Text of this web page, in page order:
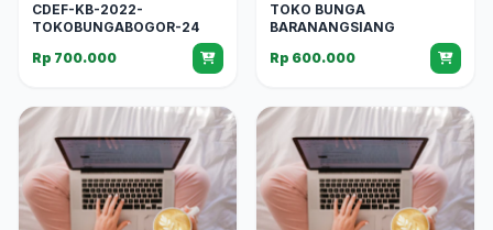
CDEF-KB-2022-
TOKOBUNGABOGOR-24
Rp 700.000
TOKO BUNGA
BARANANGSIANG
Rp 600.000